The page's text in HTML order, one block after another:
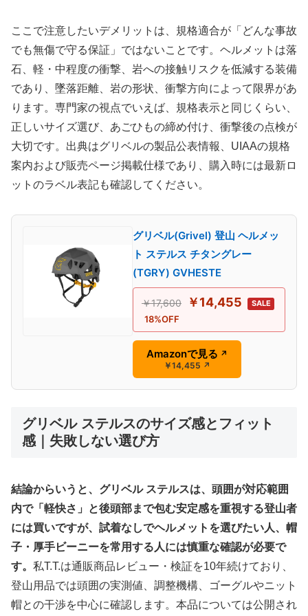
ここで注意したいデメリットは、規格適合が「どんな事故
でも無傷で守る保証」ではないことです。ヘルメットは落
石、軽・中程度の衝撃、岩への接触リスクを低減する装備
であり、墜落距離、岩の形状、衝撃方向によって限界があ
ります。専門家の視点でいえば、規格表示と同じくらい、
正しいサイズ選び、あごひもの締め付け、衝撃後の点検が
大切です。出典はグリベルの製品公表情報、UIAAの規格
案内および販売ページ掲載仕様であり、購入時には最新ロ
ットのラベル表記も確認してください。
グリベル(Grivel) 登山 ヘルメッ
ト ステルス チタングレー
(TGRY) GVHESTE
￥17,600 ￥14,455 SALE
18%OFF
Amazonで見る ↗
￥14,455 ↗
グリベル ステルスのサイズ感とフィット
感｜失敗しない選び方
結論からいうと、グリベル ステルスは、頭囲が対応範囲
内で「軽快さ」と後頭部まで包む安定感を重視する登山者
には買いですが、試着なしでヘルメットを選びたい人、帽
子・厚手ビーニーを常用する人には慎重な確認が必要で
す。 私T.T.は通販商品レビュー・検証を10年続けており、
登山用品では頭囲の実測値、調整機構、ゴーグルやニット
帽との干渉を中心に確認します。本品については公開され